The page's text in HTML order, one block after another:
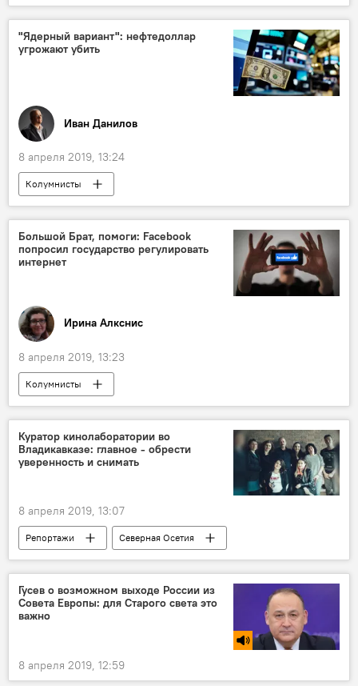
"Ядерный вариант": нефтедоллар
угрожают убить
Иван Данилов
8 апреля 2019, 13:24
Колумнисты
Большой Брат, помоги: Facebook
попросил государство регулировать
интернет
Ирина Алкснис
8 апреля 2019, 13:23
Колумнисты
Куратор кинолаборатории во
Владикавказе: главное - обрести
уверенность и снимать
8 апреля 2019, 13:07
Репортажи
Северная Осетия
Культура
Гусев о возможном выходе России из
Совета Европы: для Старого света это
важно
8 апреля 2019, 12:59